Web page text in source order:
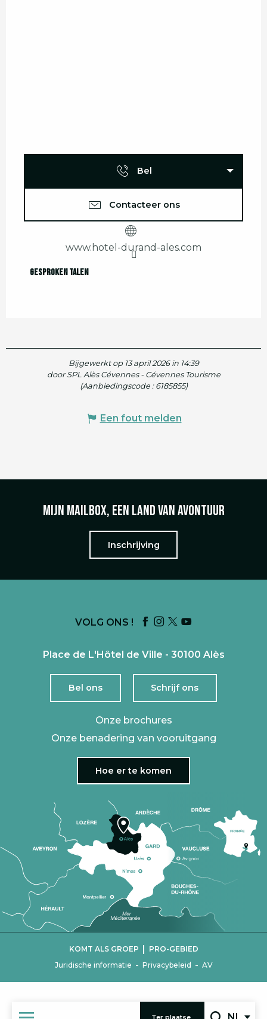
Ter plaatse
Bel
Contacteer ons
www.hotel-durand-ales.com
Gesproken talen
Gesproken talen
Bijgewerkt op 13 april 2026 in 14:39
door SPL Alès Cévennes - Cévennes Tourisme
(Aanbiedingscode : 6185855)
Een fout melden
Mijn mailbox, een land van avontuur
Inschrijving
VOLG ONS !
Place de L'Hôtel de Ville - 30100 Alès
Bel ons Schrijf ons
Onze brochures
Onze benadering van vooruitgang
Hoe er te komen
Juridische informatie - Privacybeleid - AV
KOMT ALS GROEP | PRO-GEBIED